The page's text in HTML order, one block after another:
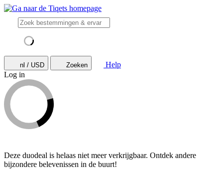
nl / USD Zoeken
Help
Log in
Deze duodeal is helaas niet meer verkrijgbaar. Ontdek andere
bijzondere belevenissen in de buurt!